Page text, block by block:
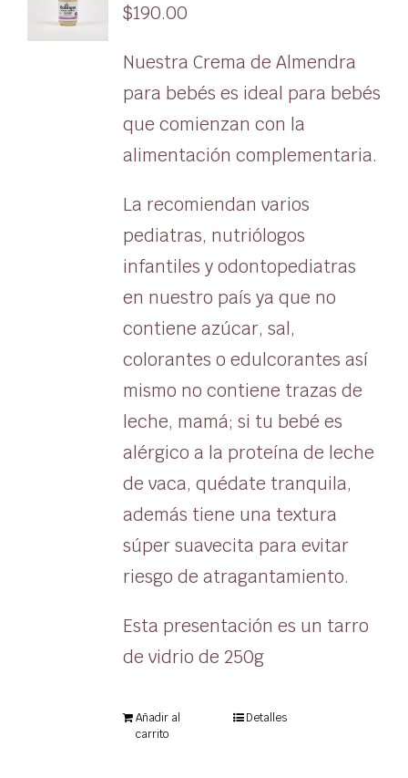
$190.00
Nuestra Crema de Almendra
para bebés es ideal para bebés
que comienzan con la
alimentación complementaria.
La recomiendan varios
pediatras, nutriólogos
infantiles y odontopediatras
en nuestro país ya que no
contiene azúcar, sal,
colorantes o edulcorantes así
mismo no contiene trazas de
leche, mamá; si tu bebé es
alérgico a la proteína de leche
de vaca, quédate tranquila,
además tiene una textura
súper suavecita para evitar
riesgo de atragantamiento.
Esta presentación es un tarro
de vidrio de 250g
Añadir al
carrito
Detalles